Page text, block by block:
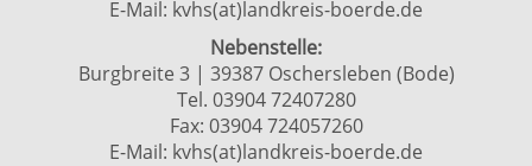
E-Mail: kvhs(at)landkreis-boerde.de
Nebenstelle:
Burgbreite 3 | 39387 Oschersleben (Bode)
Tel. 03904 72407280
Fax: 03904 724057260
E-Mail: kvhs(at)landkreis-boerde.de